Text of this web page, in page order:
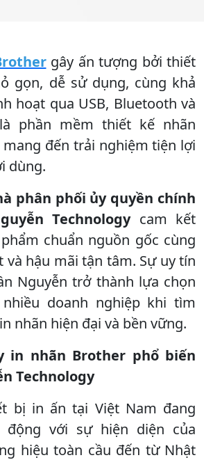
gây ấn tượng bởi thiết
gọn, dễ sử dụng, cùng khả
hoạt qua USB, Bluetooth và
phần mềm thiết kế nhãn
mang đến trải nghiệm tiện lợi
dùng.
phân phối ủy quyền chính
Technology cam kết
chuẩn nguồn gốc cùng
và hậu mãi tận tâm. Sự uy tín
Nguyễn trở thành lựa chọn
doanh nghiệp khi tìm
nhãn hiện đại và bền vững.
in nhãn Brother phổ biến
Technology
bị in ấn tại Việt Nam đang
động với sự hiện diện của
hiệu toàn cầu đến từ Nhật